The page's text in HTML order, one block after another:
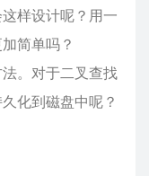
样设计呢？用一
简单吗？
。对于二叉查找
化到磁盘中呢？